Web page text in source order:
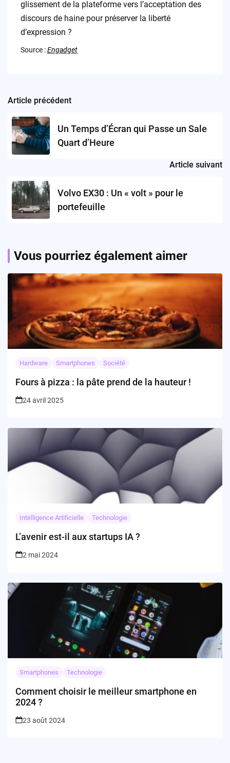
glissement de la plateforme vers l’acceptation des
discours de haine pour préserver la liberté
d’expression ?
Source :Engadget
Post
navigation
Article précédent
Un Temps d’Écran qui Passe un Sale
Quart d’Heure
Article suivant
Volvo EX30 : Un « volt » pour le
portefeuille
Vous pourriez également aimer
Hardware Smartphones Société
Fours à pizza : la pâte prend de la hauteur !
24 avril 2025
Intelligence Artificielle Technologie
L’avenir est-il aux startups IA ?
2 mai 2024
Smartphones Technologie
Comment choisir le meilleur smartphone en
2024 ?
23 août 2024